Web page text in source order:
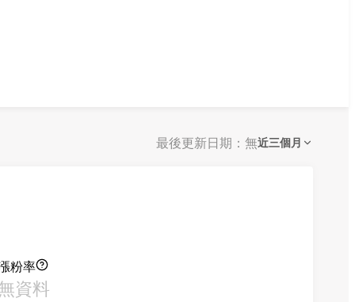
最後更新日期：無近三個月
粉率
資料